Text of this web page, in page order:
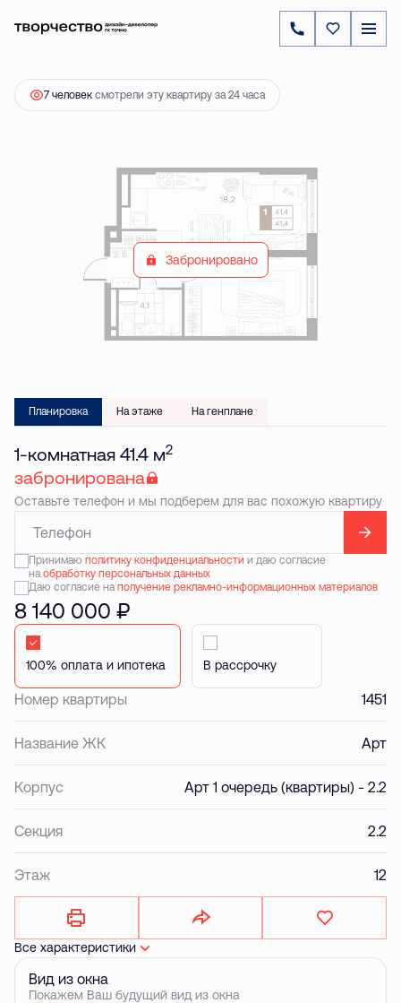
1-комнатная41.4 м 8 140 000 ₽
7 человек смотрели эту квартиру за 24 часа
Забронировано
Планировка На этаже На генплане
1-комнатная 41.4 м2
забронирована
Оставьте телефон и мы подберем для вас похожую квартиру
Принимаю политику конфиденциальностии даю согласие
наобработку персональных данных
Даю согласие наполучение рекламно-информационных материалов
8 140 000 ₽
Стандартная В рассрочку
Номер квартиры 1451
Название ЖК Арт
Корпус Арт 1 очередь (квартиры) - 2.2
Секция 2.2
Этаж 12
Все характеристики
Вид из окна
Покажем Ваш будущий вид из окна